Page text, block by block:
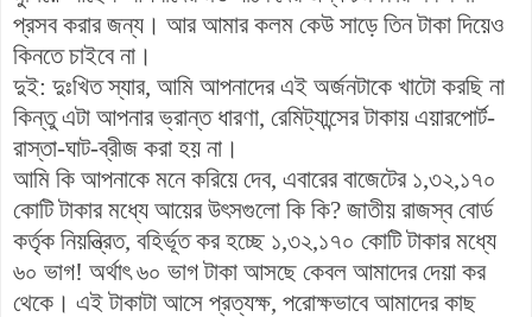
প্রসব করার জন্য। আর আমার কলম কেউ সাড়ে তিন টাকা দিয়েও
কিনতে চাইবে না।
দুই: দুঃখিত স্যার, আমি আপনাদের এই অর্জনটাকে খাটো করছি না
কিন্তু এটা আপনার ভ্রান্ত ধারণা, রেমিট্যান্সের টাকায় এয়ারপোর্ট-
রাস্তা-ঘাট-ব্রীজ করা হয় না।
আমি কি আপনাকে মনে করিয়ে দেব, এবারের বাজেটের ১,৩২,১৭০
কোটি টাকার মধ্যে আয়ের উৎসগুলো কি কি? জাতীয় রাজস্ব বোর্ড
কর্তৃক নিয়ন্ত্রিত, বহির্ভূত কর হচ্ছে ১,৩২,১৭০ কোটি টাকার মধ্যে
৬০ ভাগ! অর্থাৎ ৬০ ভাগ টাকা আসছে কেবল আমাদের দেয়া কর
থেকে। এই টাকাটা আসে প্রত্যক্ষ, পরোক্ষভাবে আমাদের কাছ